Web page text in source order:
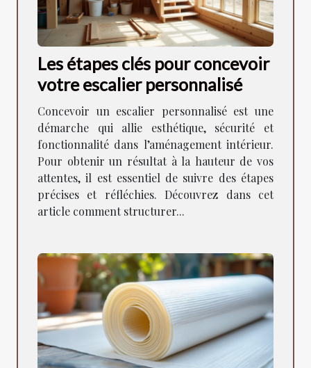
Les étapes clés pour concevoir
votre escalier personnalisé
Concevoir un escalier personnalisé est une
démarche qui allie esthétique, sécurité et
fonctionnalité dans l’aménagement intérieur.
Pour obtenir un résultat à la hauteur de vos
attentes, il est essentiel de suivre des étapes
précises et réfléchies. Découvrez dans cet
article comment structurer...